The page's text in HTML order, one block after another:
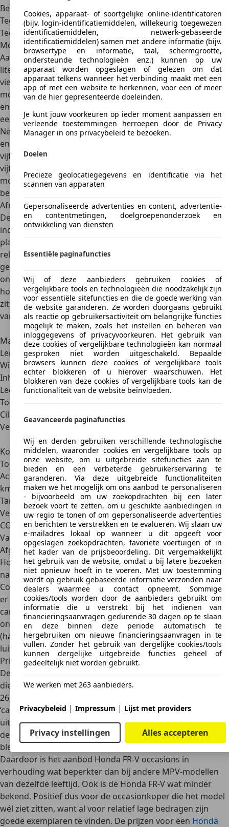
Betrouwbare motoren met prima prestaties
Tegenwoordig als occasion zeer betaalbaar
Technische gegevens
Motorisatie
Aanvankelijk was de Honda FR-V leverbaar met1,7 en 2,0
liter viercilinder benzinemotorenen een 2,2 liter
viercilinder dieselmotor. Na de facelift in 2007 bestond het
motorenaanbod uit een1,8 literviercilinder benzinemotor
en een
een
2,4 literbenzinemotor geleverd, maar die werd in
Nederland niet aangeboden. Afhankelijk van het modeljaar
en de motorkeuze is de transmissie
vijf of zes versnellingen
vijftrapsautomaat
modellen hebben altijdvoorwielaandrijving, maar er
bestaan ook varianten met vierwielaandrijving.
Afmetingen
De Honda FR-V is een MPV met een ongebruikelijke
indeling: zowel voor- als achterin kunnen drie personen
plaatsnemen. Om die ruimte te kunnen bieden is de auto
relatief breed, terwijl de lengte ten opzichte van de
geboden ruimte juist bescheiden is. Concreet is de auto
ongeveer 4,3 meter lang, 1,8 meter breed en 1,6 meter
hoog
. De wielbasis meet 2,7 meter. Zelfs met alle
zitplaatsen in gebruik heeft debagageruimteeen inhoud
van een ruime439 liter.
Honda FR-V
Marktintroductie
2004
Lengte x breedte x hoogte
4,28 x 1,81 x 1,61 m
Wielbasis
2,68 m
Inhoud bagageruimte
439 l
Ledig gewicht
1.366-1.598 kg
Toelaatbaar totaalgewicht
Cilinderinhoud
1.668 cm3
Vermogen
pk)
Koppel
154-340 Nm
Topsnelheid
182-195 km/u
Acceleratie van 0 tot 100
km/u
12,3-10,5 sec
Tankinhoud
58 l
Verbruik
6,3-8,4 l/100 km
CO₂-uitstoot
167-199 g/km
Varianten
Afgezien van de verschillende motorvarianten had de
Honda FR-V drie verschillende uitrustingsniveaus : een
naamloos instapmodel (later hernoemd tot Trend), de
Comfort en de Executive. Echt bijzondere varianten zitten
er dus niet bij. De Honda FR-V was leverbaar inéén
carrosserievariant. De Honda FR-V deelde veel van zijn
onderhuidse techniek met de toenmalige
Honda Civic
(hatchback) enHonda CR-V(SUV). In thuisland Japan
luisterde de Honda FR-V naar de naamHonda Edix.
Prijzen
De Honda FR-V werd geleverd van 2004 tot en met 2010. In
die periode varieerde de Nederlandse vanafprijs van zo’n
26.000 euro
‘carrière’ tot ruim
38.000 eurovoor de meest luxe
uitvoering aan het einde van de productieperiode. Hoewel
de Honda FR-V op zichzelf redelijke verkopen neerzette,
bleven de aantallen wel achter bij die van concurrenten.
Daardoor is het aanbod Honda FR-V occasions in
verhouding wat beperkter dan bij andere MPV-modellen
van dezelfde leeftijd. Ook is de Honda FR-V wat minder
bekend. Positief dus voor de occasionkoper die het model
wél ziet zitten, want al voor relatief lage bedragen zijn
goede exemplaren te vinden. De prijzen voor een Honda
Cookies, apparaat- of soortgelijke online-identificatoren
(bijv. login-identificatiemiddelen, willekeurig toegewezen
identificatiemiddelen, netwerk-gebaseerde
identificatiemiddelen) samen met andere informatie (bijv.
browsertype en informatie, taal, schermgrootte,
ondersteunde technologieën enz.) kunnen op uw
apparaat worden opgeslagen of gelezen om dat
apparaat telkens wanneer het verbinding maakt met een
app of met een website te herkennen, voor een of meer
van de hier gepresenteerde doeleinden.
Je kunt jouw voorkeuren op ieder moment aanpassen en
verleende toestemmingen herroepen door de Privacy
Manager in ons privacybeleid te bezoeken.
Doelen
Precieze geolocatiegegevens en identificatie via het
scannen van apparaten
Gepersonaliseerde advertenties en content, advertentie-
en contentmetingen, doelgroepenonderzoek en
ontwikkeling van diensten
Essentiële paginafuncties
Wij of deze aanbieders gebruiken cookies of
vergelijkbare tools en technologieën die noodzakelijk zijn
voor essentiële sitefuncties en die de goede werking van
de website garanderen. Ze worden doorgaans gebruikt
als reactie op gebruikersactiviteit om belangrijke functies
mogelijk te maken, zoals het instellen en beheren van
inloggegevens of privacyvoorkeuren. Het gebruik van
deze cookies of vergelijkbare technologieën kan normaal
gesproken niet worden uitgeschakeld. Bepaalde
browsers kunnen deze cookies of vergelijkbare tools
echter blokkeren of u hierover waarschuwen. Het
blokkeren van deze cookies of vergelijkbare tools kan de
functionaliteit van de website beïnvloeden.
Geavanceerde paginafuncties
Wij en derden gebruiken verschillende technologische
middelen, waaronder cookies en vergelijkbare tools op
onze website, om u uitgebreide sitefuncties aan te
bieden en een verbeterde gebruikerservaring te
garanderen. Via deze uitgebreide functionaliteiten
maken we het mogelijk om ons aanbod te personaliseren
- bijvoorbeeld om uw zoekopdrachten bij een later
bezoek voort te zetten, om u geschikte aanbiedingen in
uw regio te tonen of om gepersonaliseerde advertenties
en berichten te verstrekken en te evalueren. Wij slaan uw
e-mailadres lokaal op wanneer u dit opgeeft voor
opgeslagen zoekopdrachten, favoriete voertuigen of in
het kader van de prijsbeoordeling. Dit vergemakkelijkt
het gebruik van de website, omdat u bij latere bezoeken
niet opnieuw hoeft in te voeren. Met uw toestemming
wordt op gebruik gebaseerde informatie verzonden naar
dealers waarmee u contact opneemt. Sommige
cookies/tools worden door de aanbieders gebruikt om
informatie die u verstrekt bij het indienen van
financieringsaanvragen gedurende 30 dagen op te slaan
en deze binnen deze periode automatisch te
hergebruiken om nieuwe financieringsaanvragen in te
vullen. Zonder het gebruik van dergelijke cookies/tools
kunnen dergelijke uitgebreide functies geheel of
gedeeltelijk niet worden gebruikt.
We werken met 263 aanbieders.
Privacybeleid | Impressum | Lijst met providers
Privacy instellingen Alles accepteren